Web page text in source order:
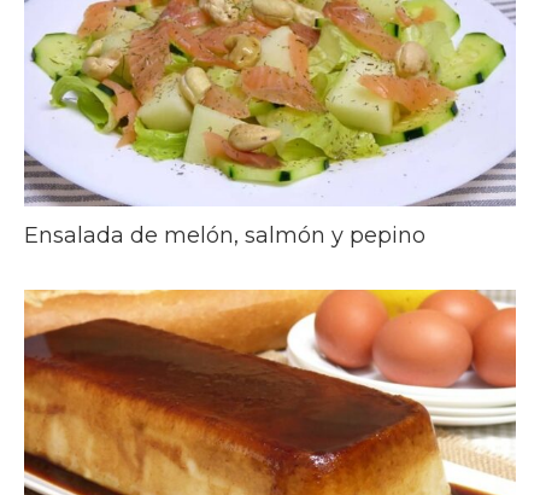
Ensalada de melón, salmón y pepino